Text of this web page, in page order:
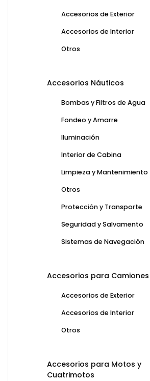
Accesorios de Exterior
Accesorios de Interior
Otros
Accesorios Náuticos
Bombas y Filtros de Agua
Fondeo y Amarre
Iluminación
Interior de Cabina
Limpieza y Mantenimiento
Otros
Protección y Transporte
Seguridad y Salvamento
Sistemas de Navegación
Accesorios para Camiones
Accesorios de Exterior
Accesorios de Interior
Otros
Accesorios para Motos y
Cuatrimotos